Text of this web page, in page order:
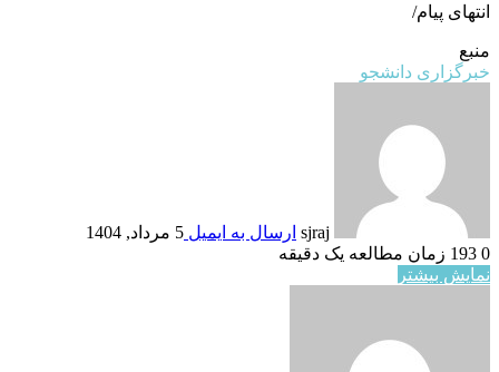
انتهای پیام/
منبع
خبرگزاری دانشجو
sjraj ارسال به ایمیل 5 مرداد, 1404
0
زمان مطالعه یک دقیقه
نمایش بیشتر